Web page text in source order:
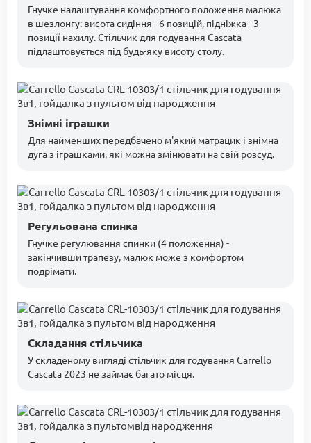
Гнучке налаштування комфортного положення малюка
в шезлонгу: висота сидіння - 6 позицій, підніжка - 3
позиції нахилу. Стільчик для годування Cascata
підлаштовується під будь-яку висоту столу.
Знімні іграшки
Для найменших передбачено м'який матрацик і знімна
дуга з іграшками, які можна змінювати на свій розсуд.
Регульована спинка
Гнучке регулювання спинки (4 положення) -
закінчивши трапезу, малюк може з комфортом
подрімати.
Складання стільчика
У складеному вигляді стільчик для годування Carrello
Cascata 2023 не займає багато місця.